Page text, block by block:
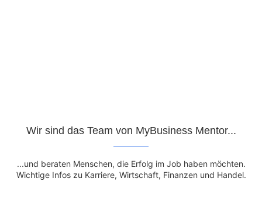
Wir sind das Team von MyBusiness Mentor...
...und beraten Menschen, die Erfolg im Job haben möchten.
Wichtige Infos zu Karriere, Wirtschaft, Finanzen und Handel.